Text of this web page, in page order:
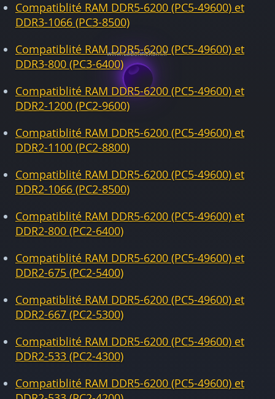
Compatiblité RAM DDR5-6200 (PC5-49600) et
DDR3-1066 (PC3-8500)
Compatiblité RAM DDR5-6200 (PC5-49600) et
DDR3-800 (PC3-6400)
Compatiblité RAM DDR5-6200 (PC5-49600) et
DDR2-1200 (PC2-9600)
Compatiblité RAM DDR5-6200 (PC5-49600) et
DDR2-1100 (PC2-8800)
Compatiblité RAM DDR5-6200 (PC5-49600) et
DDR2-1066 (PC2-8500)
Compatiblité RAM DDR5-6200 (PC5-49600) et
DDR2-800 (PC2-6400)
Compatiblité RAM DDR5-6200 (PC5-49600) et
DDR2-675 (PC2-5400)
Compatiblité RAM DDR5-6200 (PC5-49600) et
DDR2-667 (PC2-5300)
Compatiblité RAM DDR5-6200 (PC5-49600) et
DDR2-533 (PC2-4300)
Compatiblité RAM DDR5-6200 (PC5-49600) et